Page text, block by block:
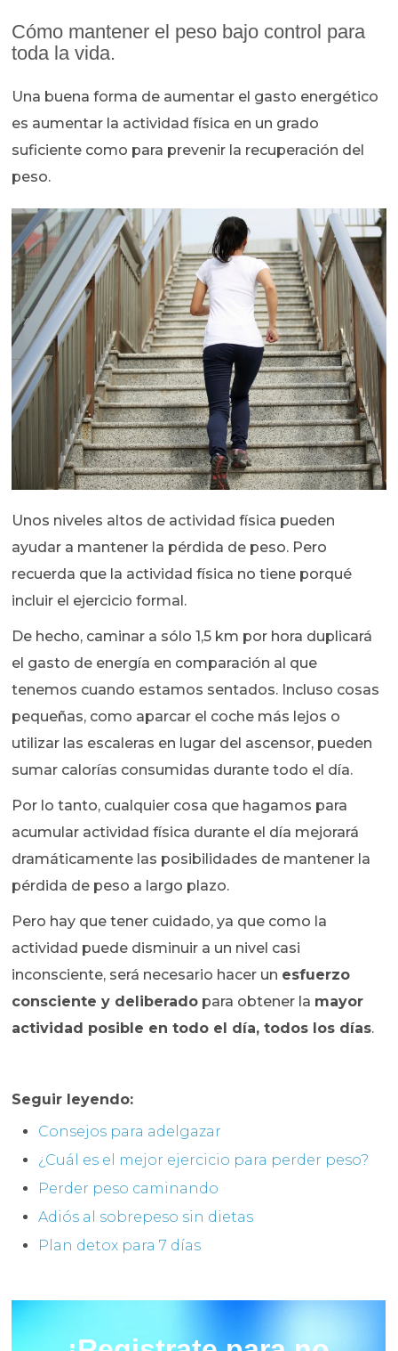
Cómo mantener el peso bajo control para
toda la vida.
Una buena forma de aumentar el gasto energético
es aumentar la actividad física en un grado
suficiente como para prevenir la recuperación del
peso.
Unos niveles altos de actividad física pueden
ayudar a mantener la pérdida de peso. Pero
recuerda que la actividad física no tiene porqué
incluir el ejercicio formal.
De hecho, caminar a sólo 1,5 km por hora duplicará
el gasto de energía en comparación al que
tenemos cuando estamos sentados. Incluso cosas
pequeñas, como aparcar el coche más lejos o
utilizar las escaleras en lugar del ascensor, pueden
sumar calorías consumidas durante todo el día.
Por lo tanto, cualquier cosa que hagamos para
acumular actividad física durante el día mejorará
dramáticamente las posibilidades de mantener la
pérdida de peso a largo plazo.
Pero hay que tener cuidado, ya que como la
actividad puede disminuir a un nivel casi
inconsciente, será necesario hacer un esfuerzo
consciente y deliberado para obtener la mayor
actividad posible en todo el día, todos los días.
Seguir leyendo:
Consejos para adelgazar
¿Cuál es el mejor ejercicio para perder peso?
Perder peso caminando
Adiós al sobrepeso sin dietas
Plan detox para 7 días